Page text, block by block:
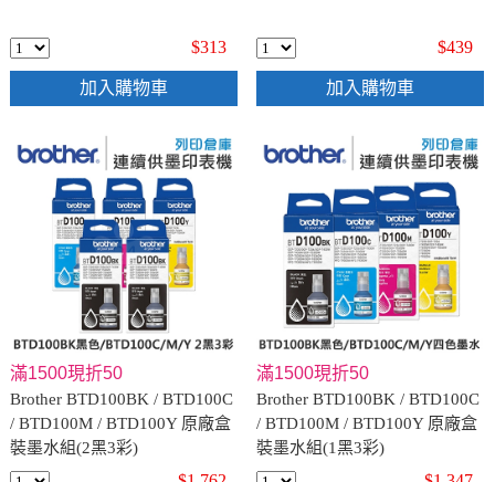
$313
加入購物車
$439
加入購物車
滿1500現折50
Brother BTD100BK / BTD100C
/ BTD100M / BTD100Y 原廠盒
裝墨水組(2黑3彩)
滿1500現折50
Brother BTD100BK / BTD100C
/ BTD100M / BTD100Y 原廠盒
裝墨水組(1黑3彩)